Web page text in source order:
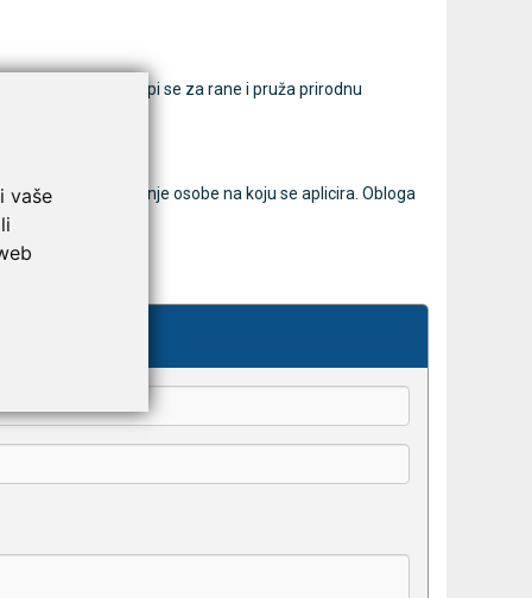
vaše
bol, ne lijepi se za rane i pruža prirodnu
lica.
i disanje osobe na koju se aplicira. Obloga
odaberu.